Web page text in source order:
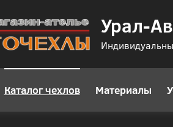
Урал-
Каталог чехлов Материалы